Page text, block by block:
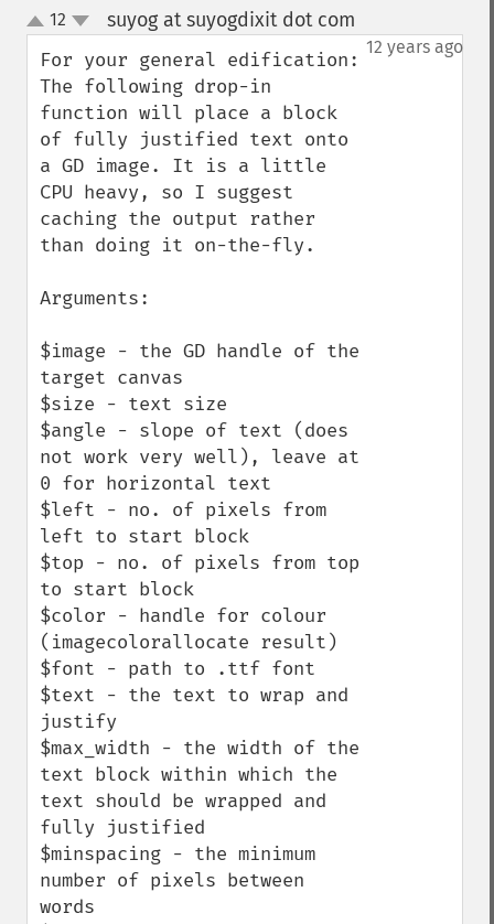
up
down
12 suyog at suyogdixit dot com
12 years ago
For your general edification:
The following drop-in
function will place a block
of fully justified text onto
a GD image. It is a little
CPU heavy, so I suggest
caching the output rather
than doing it on-the-fly.
Arguments:
$image - the GD handle of the
target canvas
$size - text size
$angle - slope of text (does
not work very well), leave at
0 for horizontal text
$left - no. of pixels from
left to start block
$top - no. of pixels from top
to start block
$color - handle for colour
(imagecolorallocate result)
$font - path to .ttf font
$text - the text to wrap and
justify
$max_width - the width of the
text block within which the
text should be wrapped and
fully justified
$minspacing - the minimum
number of pixels between
words